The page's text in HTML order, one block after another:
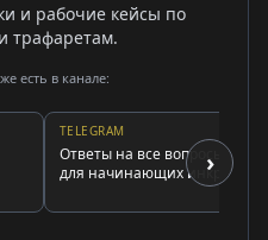
и рабочие кейсы по
трафаретам.
есть в канале:
TELEGRAM
Ответы на все вопросы о стразах
для начинающих инкрустаторов
›